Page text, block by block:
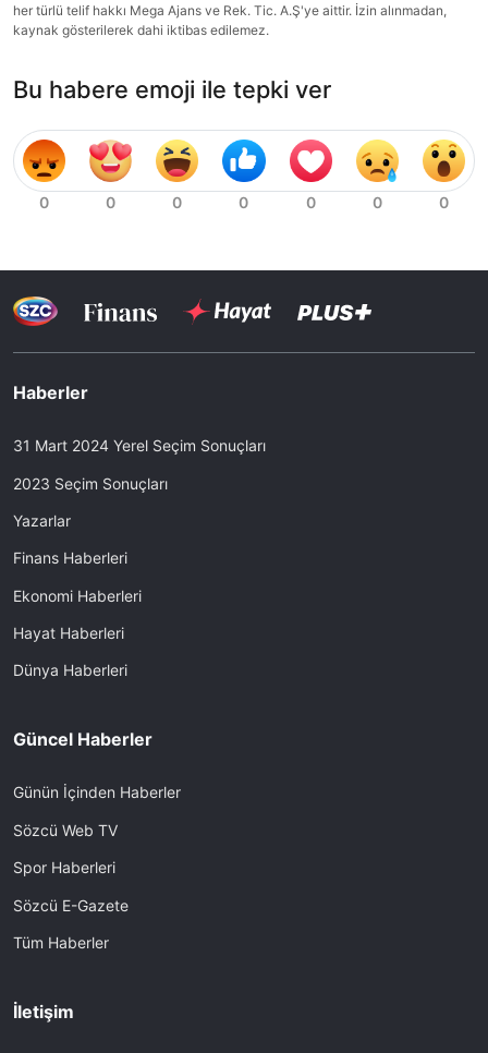
her türlü telif hakkı Mega Ajans ve Rek. Tic. A.Ş'ye aittir. İzin alınmadan,
kaynak gösterilerek dahi iktibas edilemez.
Bu habere emoji ile tepki ver
Haberler
31 Mart 2024 Yerel Seçim Sonuçları
2023 Seçim Sonuçları
Yazarlar
Finans Haberleri
Ekonomi Haberleri
Hayat Haberleri
Dünya Haberleri
Güncel Haberler
Günün İçinden Haberler
Sözcü Web TV
Spor Haberleri
Sözcü E-Gazete
Tüm Haberler
İletişim